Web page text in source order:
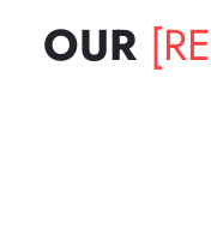
OUR
XD Design